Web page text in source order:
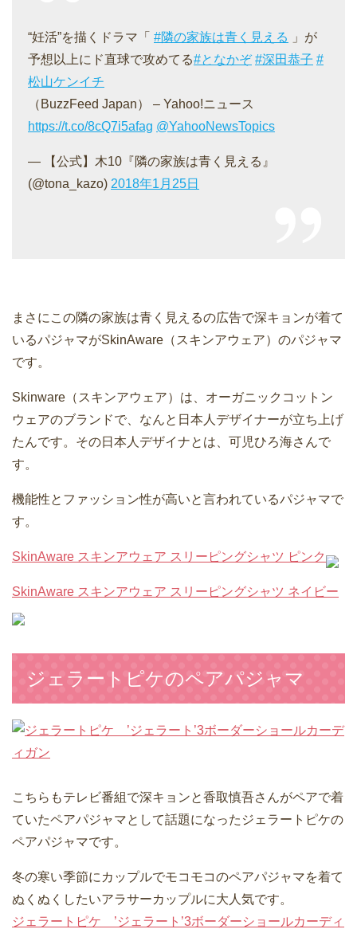
“妊活”を描くドラマ「 #隣の家族は青く見える
」が
予想以上にド直球で攻めてる#となかぞ #深田恭子 #
松山ケンイチ
（BuzzFeed Japan） – Yahoo!ニュース
https://t.co/8cQ7i5afag @YahooNewsTopics
— 【公式】木10『隣の家族は青く見える』
(@tona_kazo) 2018年1月25日
まさにこの隣の家族は青く見えるの広告で深キョンが着て
いるパジャマがSkinAware（スキンアウェア）のパジャマ
です。
Skinware（スキンアウェア）は、オーガニックコットン
ウェアのブランドで、なんと日本人デザイナーが立ち上げ
たんです。その日本人デザイナとは、可児ひろ海さんで
す。
機能性とファッション性が高いと言われているパジャマで
す。
SkinAware スキンアウェア スリーピングシャツ ピンク
SkinAware スキンアウェア スリーピングシャツ ネイビー
ジェラートピケのペアパジャマ
こちらもテレビ番組で深キョンと香取慎吾さんがペアで着
ていたペアパジャマとして話題になったジェラートピケの
ペアパジャマです。
冬の寒い季節にカップルでモコモコのペアパジャマを着て
ぬくぬくしたいアラサーカップルに大人気です。
ジェラートピケ ’ジェラート’3ボーダーショールカーディ